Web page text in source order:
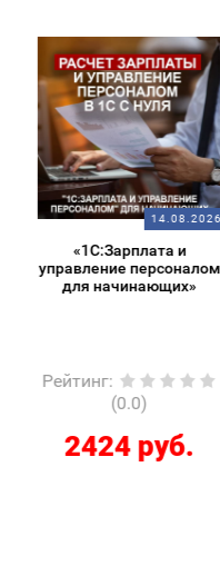
14.08.2026
«1С:Зарплата и
управление персоналом
для начинающих»
Рейтинг:
(0.0)
2424 руб.